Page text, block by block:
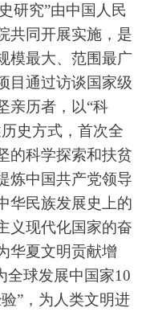
研究”由中国人民
共同开展实施，是
模最大、范围最广
目通过访谈国家级
亲历者，以“科
史方式，首次全
的科学探索和扶贫
炼中国共产党领导
华民族发展史上的
义现代化国家的奋
华夏文明贡献增
全球发展中国家10
”，为人类文明进